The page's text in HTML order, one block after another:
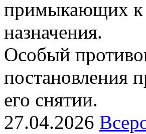
примыкающих к
назначения.
Особый
постановления
его снятии.
27.04.2026